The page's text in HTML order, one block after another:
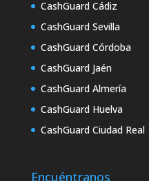
CashGuard Cádiz
CashGuard Sevilla
CashGuard Córdoba
CashGuard Jaén
CashGuard Almería
CashGuard Huelva
CashGuard Ciudad Real
Encuéntranos